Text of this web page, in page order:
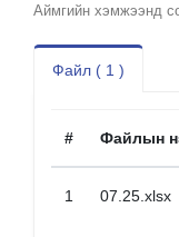
Аймгийн хэмжээнд
Файл ( 1 )
# Файлын
1 07.25.xlsx